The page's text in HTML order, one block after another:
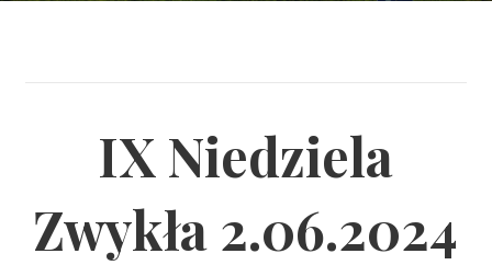
IX Niedziela
Zwykła 2.06.2024